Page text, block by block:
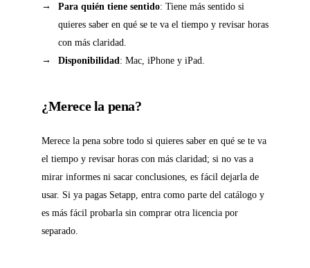
Para quién tiene sentido: Tiene más sentido si
quieres saber en qué se te va el tiempo y revisar horas
con más claridad.
Disponibilidad: Mac, iPhone y iPad.
¿Merece la pena?
Merece la pena sobre todo si quieres saber en qué se te va
el tiempo y revisar horas con más claridad; si no vas a
mirar informes ni sacar conclusiones, es fácil dejarla de
usar. Si ya pagas Setapp, entra como parte del catálogo y
es más fácil probarla sin comprar otra licencia por
separado.